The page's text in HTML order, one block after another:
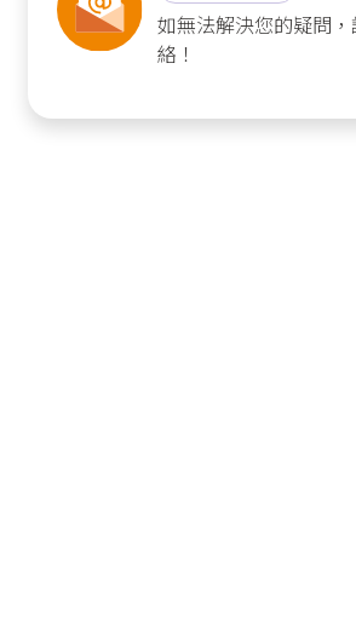
如無法解決您的疑問
絡！